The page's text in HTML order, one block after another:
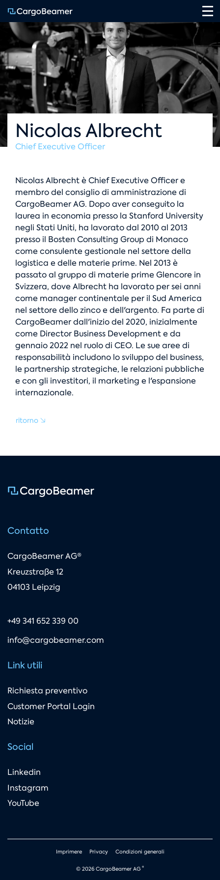
Nicolas Albrecht
Chief Executive Officer
Nicolas Albrecht è Chief Executive Officer e
membro del consiglio di amministrazione di
CargoBeamer AG. Dopo aver conseguito la
laurea in economia presso la Stanford University
negli Stati Uniti, ha lavorato dal 2010 al 2013
presso il Bosten Consulting Group di Monaco
come consulente gestionale nel settore della
logistica e delle materie prime. Nel 2013 è
passato al gruppo di materie prime Glencore in
Svizzera, dove Albrecht ha lavorato per sei anni
come manager continentale per il Sud America
nel settore dello zinco e dell'argento. Fa parte di
CargoBeamer dall'inizio del 2020, inizialmente
come Director Business Development e da
gennaio 2022 nel ruolo di CEO. Le sue aree di
responsabilità includono lo sviluppo del business,
le partnership strategiche, le relazioni pubbliche
e con gli investitori, il marketing e l'espansione
internazionale.
ritorno
Contatto
CargoBeamer AG®
Kreuzstraße 12
04103 Leipzig
+49 341 652 339 00
info@cargobeamer.com
Link utili
Richiesta preventivo
Customer Portal Login
Notizie
Social
Linkedin
Instagram
YouTube
© 2026 CargoBeamer AG ®
Imprimere Privacy Condizioni generali